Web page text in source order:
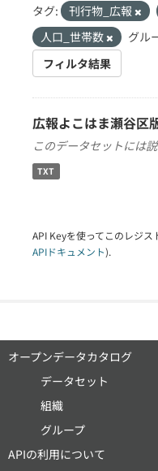
タグ: 刊行物_広報
人口_世帯数
グル
フィルタ結果
広報よこはま瀬谷区
このデータセットには
TXT
API Keyを使ってこのレジ
APIドキュメント).
オープンデータカタログ
データセット
組織
グループ
APIの利用について